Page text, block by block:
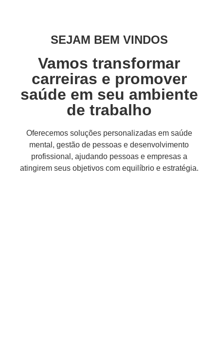
SEJAM BEM VINDOS
Vamos transformar
carreiras e promover
saúde em seu ambiente
de trabalho
Oferecemos soluções personalizadas em saúde
mental, gestão de pessoas e desenvolvimento
profissional, ajudando pessoas e empresas a
atingirem seus objetivos com equilíbrio e estratégia.